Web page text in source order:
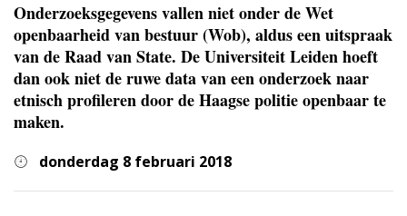
Onderzoeksgegevens vallen niet onder de Wet
openbaarheid van bestuur (Wob), aldus een uitspraak
van de Raad van State. De Universiteit Leiden hoeft
dan ook niet de ruwe data van een onderzoek naar
etnisch profileren door de Haagse politie openbaar te
maken.
donderdag 8 februari 2018